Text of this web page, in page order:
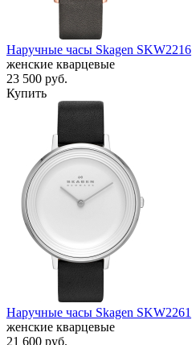
Наручные часы Skagen SKW2216
женские кварцевые
23 500 руб.
Купить
Наручные часы Skagen SKW2261
женские кварцевые
21 600 руб.